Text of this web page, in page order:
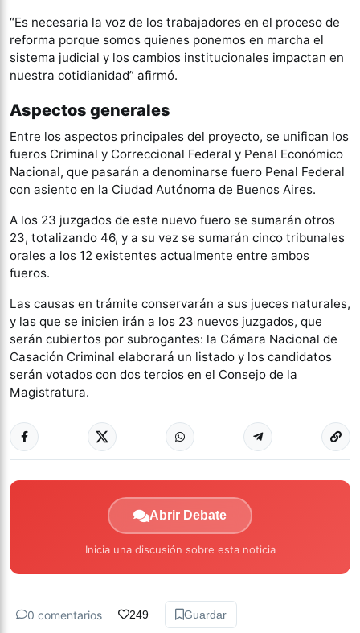
“Es necesaria la voz de los trabajadores en el proceso de
reforma porque somos quienes ponemos en marcha el
sistema judicial y los cambios institucionales impactan en
nuestra cotidianidad” afirmó.
Aspectos generales
Entre los aspectos principales del proyecto, se unifican los
fueros Criminal y Correccional Federal y Penal Económico
Nacional, que pasarán a denominarse fuero Penal Federal
con asiento en la Ciudad Autónoma de Buenos Aires.
A los 23 juzgados de este nuevo fuero se sumarán otros
23, totalizando 46, y a su vez se sumarán cinco tribunales
orales a los 12 existentes actualmente entre ambos
fueros.
Las causas en trámite conservarán a sus jueces naturales,
y las que se inicien irán a los 23 nuevos juzgados, que
serán cubiertos por subrogantes: la Cámara Nacional de
Casación Criminal elaborará un listado y los candidatos
serán votados con dos tercios en el Consejo de la
Magistratura.
Abrir Debate
Inicia una discusión sobre esta noticia
0 comentarios 249 Guardar